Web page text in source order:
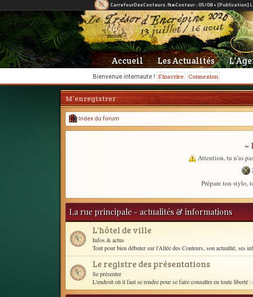
Bienvenue internaute ! S'inscrire Connexion
Accueil Les Actualités
M’enregistrer
Index du forum
~
Attention, tu n'as
Prépare ton stylo,
La rue principale - actualités & informations
L'hôtel de ville
Infos & actus
Tout pour bien débuter sur l'Allée des Conteurs, son actualité, ses
Le registre des présentations
Se présenter
L'endroit où il faut se rendre pour se faire connaître en toute liberté :